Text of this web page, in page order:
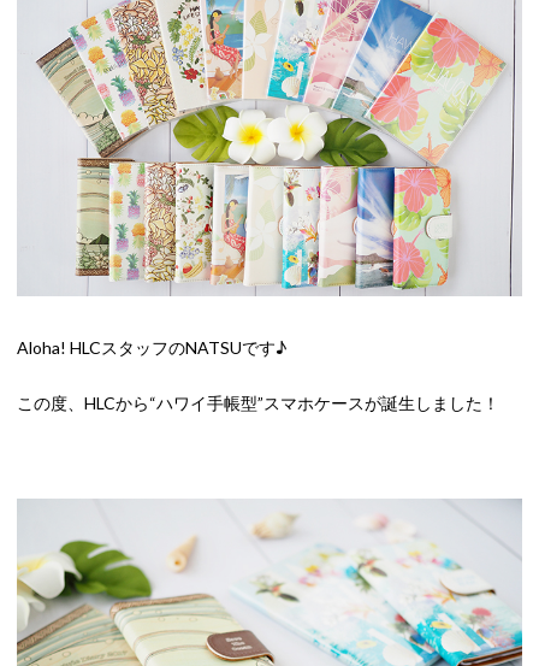
Aloha! HLCスタッフのNATSUです♪
この度、HLCから“ハワイ手帳型”スマホケースが誕生しました！